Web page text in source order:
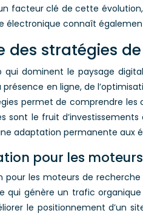
facteur clé de cette
électronique connaît
des stratégies
qui dominent le paysage
en ligne, de
permet de comprendre les
sont le fruit
adaptation permanente aux
pour les
pour les moteurs de
qui génère un trafic
le positionnement d’un